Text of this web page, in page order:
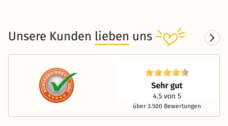
Unsere Kunden lieben uns
über 3.500 Bewertungen